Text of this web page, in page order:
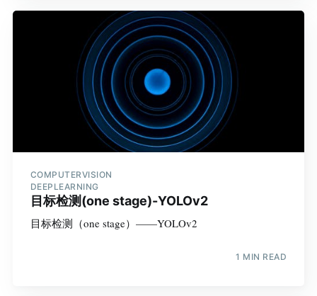
COMPUTERVISION
DEEPLEARNING
目标检测(one stage)-YOLOv2
目标检测（one stage）——YOLOv2
1 MIN READ